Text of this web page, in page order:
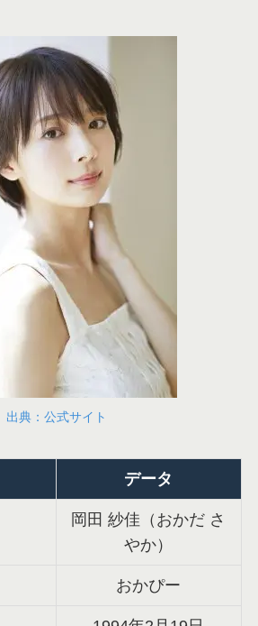
出典：公式サイト
データ
岡田 紗佳（おかだ さ
やか）
おかぴー